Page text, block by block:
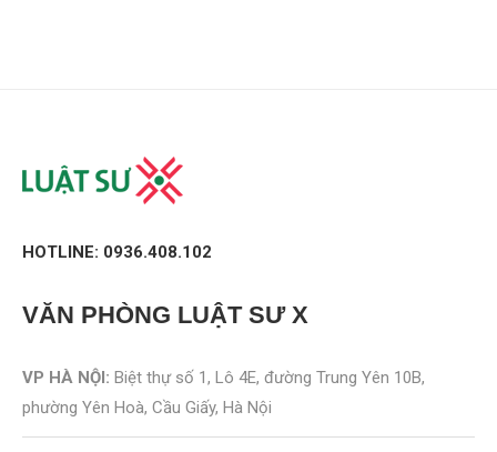
HOTLINE: 0936.408.102
VĂN PHÒNG LUẬT SƯ X
VP HÀ NỘI: Biệt thự số 1, Lô 4E, đường Trung Yên 10B,
phường Yên Hoà, Cầu Giấy, Hà Nội